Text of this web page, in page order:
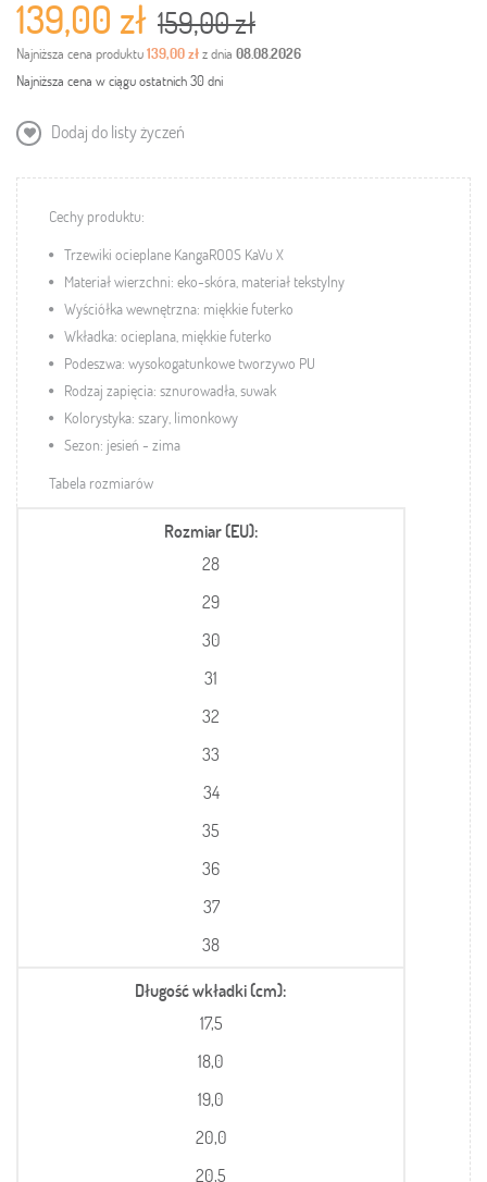
139,00 zł 159,00 zł
Najniższa cena produktu139,00 złz dnia 08.08.2026
Najniższa cena w ciągu ostatnich 30 dni
Dodaj do listy życzeń
Cechy produktu:
Trzewiki ocieplane KangaROOS KaVu X
Materiał wierzchni: eko-skóra, materiał tekstylny
Wyściółka wewnętrzna: miękkie futerko
Wkładka: ocieplana, miękkie futerko
Podeszwa: wysokogatunkowe tworzywo PU
Rodzaj zapięcia: sznurowadła, suwak
Kolorystyka: szary, limonkowy
Sezon: jesień - zima
Tabela rozmiarów
Rozmiar (EU)
28
29
30
31
32
33
34
35
36
37
38
Długość wkładki (cm)
17,5
18,0
19,0
20,0
20,5